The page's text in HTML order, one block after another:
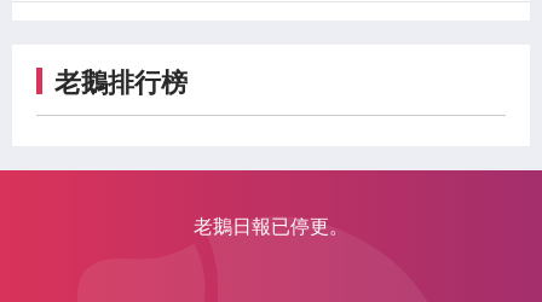
老鵝排行榜
老鵝日報已停更。